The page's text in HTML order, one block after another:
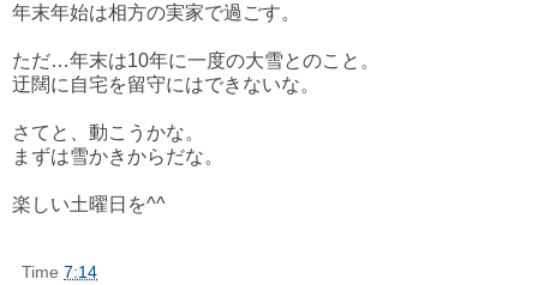
年末年始は相方の実家で過ごす。
ただ…年末は10年に一度の大雪とのこと。
迂闊に自宅を留守にはできないな。
さてと、動こうかな。
まずは雪かきからだな。
楽しい土曜日を^^
Time 7:14